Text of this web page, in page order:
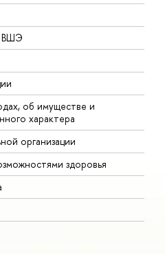
ВШЭ
об имуществе и
характера
организации
здоровья